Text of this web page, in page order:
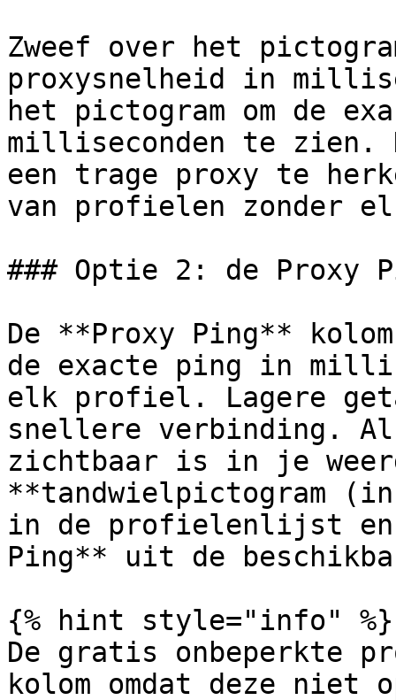
Zweef over het
proxysnelheid in
het pictogram om de
milliseconden te zien.
een trage proxy te
van profielen zonder
### Optie 2: de Proxy
De **Proxy Ping**
de exacte ping in
elk profiel. Lagere
snellere verbinding.
zichtbaar is in je
**tandwielpictogram
in de profielenlijst en
Ping** uit de
{% hint style="info" %}
De gratis onbeperkte
kolom omdat deze niet